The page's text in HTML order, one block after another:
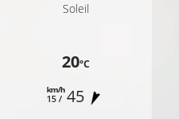
Soleil
20°C
15 /
km/h45
21°C